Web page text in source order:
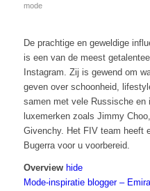
mode
De prachtige en geweldige
is een van de meest
Instagram. Zij is gewend om
geven over schoonheid,
samen met vele Russische en
luxemerken zoals Jimmy
Givenchy. Het FIV team heeft
Bugerra voor u voorbereid.
Overview hide
Mode-inspiratie blogger –